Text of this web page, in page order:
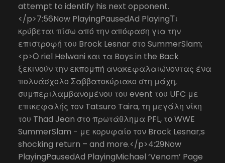
attempt to identify his next opponent.
</p>7:56Now PlayingPausedAd PlayingΤι
κρύβεται πίσω από την απόφαση για την
επιστροφή του Brock Lesnar στο SummerSlam;
<p>Ο riel Helwani και τα Boys in the Back
ξεκινούν την εκπομπή ανακεφαλαιώνοντας ένα
πολυάσχολο Σαββατοκύριακο στη μάχη,
συμπεριλαμβανομένου του event του UFC με
επικεφαλής τον Tatsuro Taira, τη μεγάλη νίκη
του Thad Jean στο πρωτάθλημα PFL, το WWE
SummerSlam - με κορυφαίο τον Brock Lesnar;s
shocking return – and more.</p>4:29Now
PlayingPausedAd PlayingMichael ‘Venom’ Page